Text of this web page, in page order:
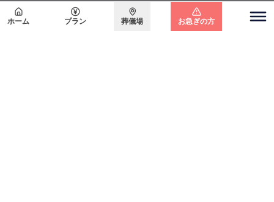
会員登録で
最大15万円割引
ホーム プラン 葬儀場
関東エリア お急ぎの方